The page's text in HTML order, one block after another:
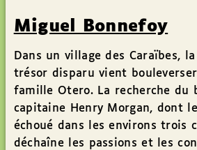
Miguel Bonnefoy
Dans un village des Caraïbes, la
trésor disparu vient
famille Otero. La recherche du
capitaine Henry Morgan, dont
échoué dans les environs trois
déchaîne les passions et les